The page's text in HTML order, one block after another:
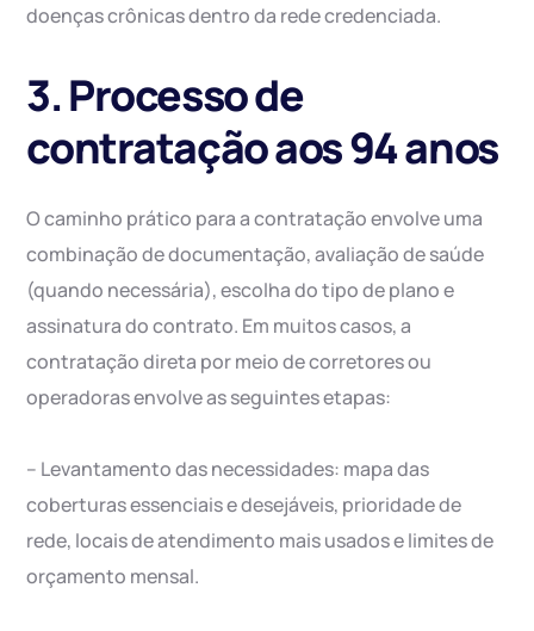
doenças crônicas dentro da rede credenciada.
3. Processo de
contratação aos 94 anos
O caminho prático para a contratação envolve uma
combinação de documentação, avaliação de saúde
(quando necessária), escolha do tipo de plano e
assinatura do contrato. Em muitos casos, a
contratação direta por meio de corretores ou
operadoras envolve as seguintes etapas:
– Levantamento das necessidades: mapa das
coberturas essenciais e desejáveis, prioridade de
rede, locais de atendimento mais usados e limites de
orçamento mensal.